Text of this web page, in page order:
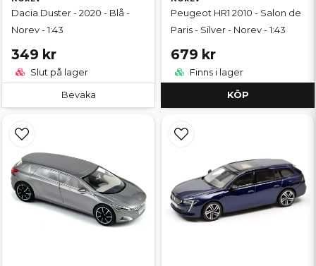
Dacia Duster - 2020 - Blå -
Norev - 1:43
349 kr
Slut på lager
Bevaka
Peugeot HR1 2010 - Salon de
Paris - Silver - Norev - 1:43
679 kr
Finns i lager
KÖP